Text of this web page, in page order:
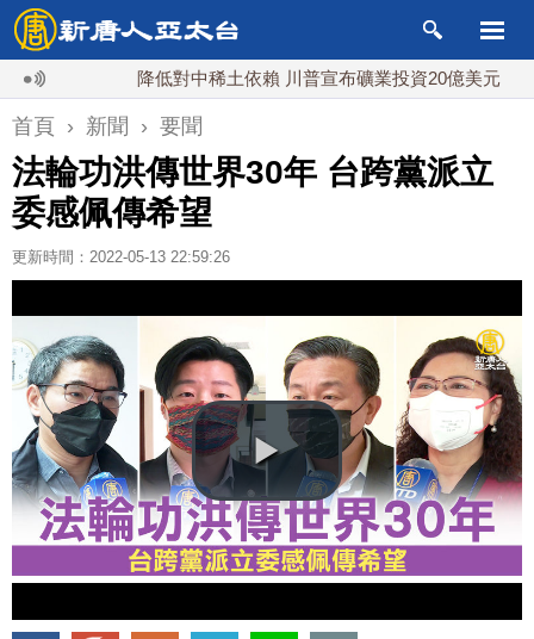
降低對中稀土依賴 川普宣布礦業投資20億美元 中
首頁 › 新聞 › 要聞
法輪功洪傳世界30年 台跨黨派立
委感佩傳希望
更新時間：2022-05-13 22:59:26